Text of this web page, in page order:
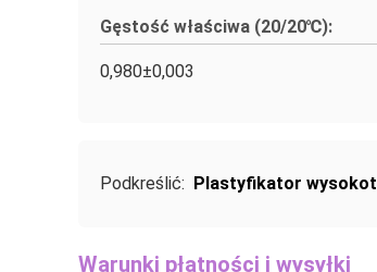
Gęstość właściwa (20/20℃):
0,980±0,003
Podkreślić: Plastyfikator
Warunki płatności i wysyłki